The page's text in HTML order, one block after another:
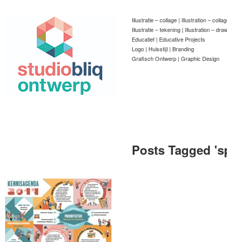
Illustratie – collage | Illustration –
Illustratie – tekening | Illustration –
Educatief | Educative Projects
Logo | Huisstijl | Branding
Grafisch Ontwerp | Graphic Design
Posts Tagged '